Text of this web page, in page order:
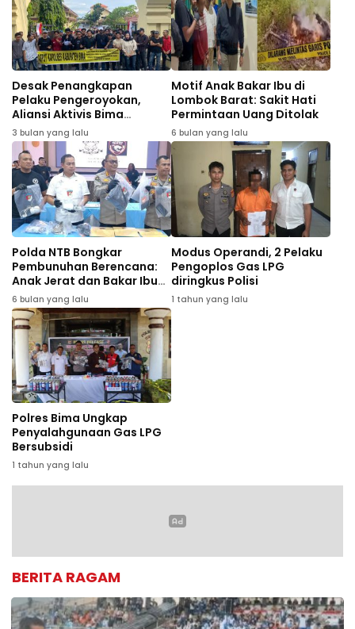
Desak Penangkapan
Pelaku Pengeroyokan,
Aliansi Aktivis Bima
Mataram Gelar Aksi di
Polda NTB
3 bulan yang lalu
Motif Anak Bakar Ibu di
Lombok Barat: Sakit Hati
Permintaan Uang Ditolak
6 bulan yang lalu
Polda NTB Bongkar
Pembunuhan Berencana:
Anak Jerat dan Bakar Ibu
Kandung Demi Hilangkan
Jejak
6 bulan yang lalu
Modus Operandi, 2 Pelaku
Pengoplos Gas LPG
diringkus Polisi
1 tahun yang lalu
Polres Bima Ungkap
Penyalahgunaan Gas LPG
Bersubsidi
1 tahun yang lalu
BERITA RAGAM